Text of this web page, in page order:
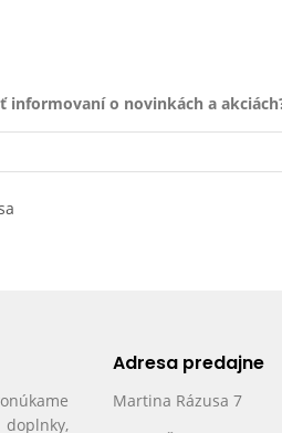
informovaní o novinkách a
Adresa predajne
Martina Rázusa 7